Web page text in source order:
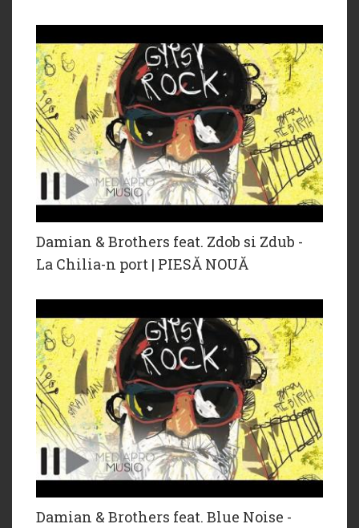
Damian & Brothers feat. Zdob si Zdub -
La Chilia-n port | PIESĂ NOUĂ
Damian & Brothers feat. Blue Noise -